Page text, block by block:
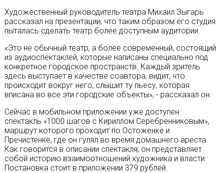
Художественный руководитель театра Михаил Зыгарь
рассказал на презентации, что таким образом его студия
пыталась сделать театр более доступным аудитории.
«Это не обычный театр, а более современный, состоящий
из аудиоспектаклей, которые написаны специально под
конкретное городское пространств. Каждый зритель
здесь выступает в качестве соавтора, видит, что
происходит вокруг него, слышит ту пьесу, которая
вписана во все эти городские объекты», - рассказал он.
Сейчас в мобильном приложении уже доступен
спектакль «1000 шагов с Кириллом Серебренниковым»,
маршрут которого проходит по Остоженке и
Пречистенке, где он гулял во время домашнего ареста.
Как говорится в описании спектакля, он представляет
собой историю взаимоотношений художника и власти.
Постановка стоит в приложении 379 рублей.